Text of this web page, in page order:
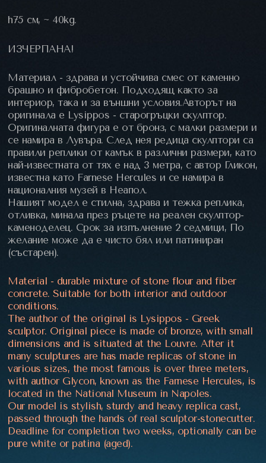
h75 см, ~ 40kg.
ИЗЧЕРПАНА!
Материал - здрава и устойчива смес от каменно
брашно и фибробетон. Подходящ както за
интериор, така и за външни условия.Авторът на
оригинала е Lysippos - старогръцки скулптор.
Оригиналната фигура е от бронз, с малки размери и
се намира в Лувъра. След нея редица скулптори са
правили реплики от камък в различни размери, като
най-известната от тях е над 3 метра, с автор Гликон,
известна като Farnese Hercules и се намира в
националния музей в Неапол.
Нашият модел е стилна, здрава и тежка реплика,
отливка, минала през ръцете на реален скулптор-
каменоделец. Срок за изпълнение 2 седмици, По
желание може да е чисто бял или патиниран
(състарен).
Material - durable mixture of stone flour and fiber
concrete. Suitable for both interior and outdoor
conditions.
The author of the original is Lysippos - Greek
sculptor. Original piece is made of bronze, with small
dimensions and is situated at the Louvre. After it
many sculptures are has made replicas of stone in
various sizes, the most famous is over three meters,
with author Glycon, known as the Farnese Hercules, is
located in the National Museum in Napoles.
Our model is stylish, sturdy and heavy replica cast,
passed through the hands of real sculptor-stonecutter.
Deadline for completion two weeks, optionally can be
pure white or patina (aged).